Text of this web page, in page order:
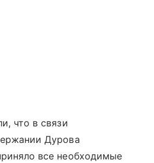
что в связи
Дурова
все необходимые